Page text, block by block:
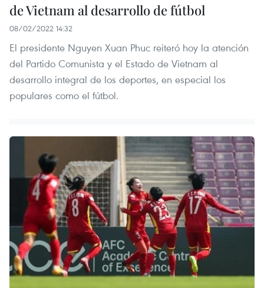
de Vietnam al desarrollo de fútbol
08/02/2022 14:32
El presidente Nguyen Xuan Phuc reiteró hoy la atención
del Partido Comunista y el Estado de Vietnam al
desarrollo integral de los deportes, en especial los
populares como el fútbol.